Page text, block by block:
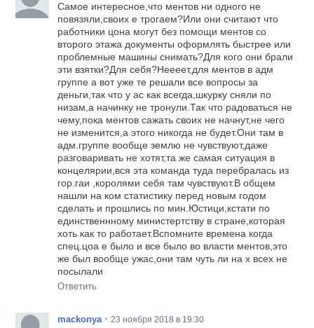
Самое интересное,что ментов ни одного не
повязяли,своих е трогаем?Или они считают что
работники цона могут без помощи ментов со
второго этажа документы оформлять быстрее или
проблемные машины снимать?Для кого они брали
эти взятки?Для себя?Неееет,для ментов в адм
группе а вот уже те решали все вопросы за
деньги,так что у ас как всегда,шкурку сняли по
низам,а начинку не тронули.Так что радоваться не
чему,пока ментов сажать своих не начнут,не чего
не изменится,а этого никогда не будет.Они там в
адм.группе вообще землю не чувствуют,даже
разговаривать не хотят,та же самая ситуация в
концелярии,вся эта команда туда перебралась из
гор.гаи ,королями себя там чувствуют.В общем
нашли на ком статистику перед новым годом
сделать и прошлись по мин.Юстици,кстати по
единственнному министертству в стране,которая
хоть как то работает.Вспомните времена когда
спец.цоа е было и все было во власти ментов,это
же был вообще ужас,они там чуть ли на х всех не
посылали
Ответить
mackonya • 23 ноября 2018 в 19:30